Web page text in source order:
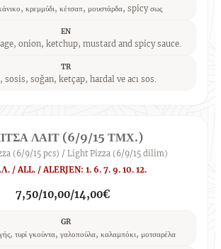
κρεμμύδι, κέτσαπ, μουστάρδα, spicy σως
EN
onion, ketchup, mustard and spicy sauce.
TR
sosis, soğan, ketçap, hardal ve acı sos.
ΛΑΙΤ (6/9/15 ΤΜΧ.)
(6/9/15 pcs) / Light Pizza (6/9/15 dilim)
/ ALL. / ALERJEN: 1. 6. 7. 9. 10. 12.
7,50/10,00/14,00€
GR
τυρί γκούντα, γαλοπούλα, καλαμπόκι, μοτσαρέλα